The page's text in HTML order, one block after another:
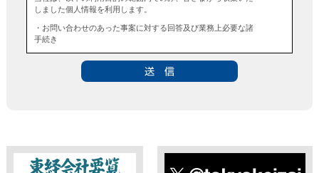
しました個人情報を利用します。
・お問い合わせのあった事案に対する回答及び業務上必要な諸
手続き
■個人情報の第三者提供について
■ 個人情報提供の任意性及び留意点
個人情報のご提供は任意ですが、必要な個人情報をご提供いた